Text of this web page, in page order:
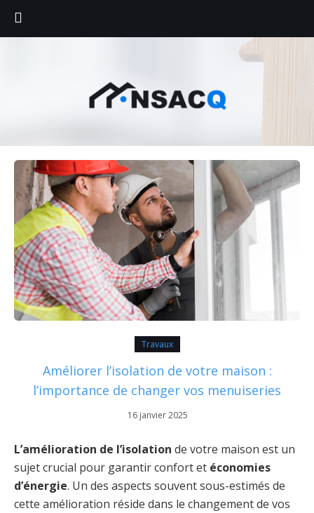
Travaux
Améliorer l’isolation de votre maison :
l’importance de changer vos menuiseries
16 janvier 2025
L’amélioration de l’isolation de votre maison est un
sujet crucial pour garantir confort et économies
d’énergie. Un des aspects souvent sous-estimés de
cette amélioration réside dans le changement de vos